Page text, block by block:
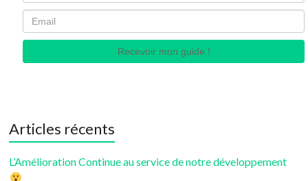
Recevoir mon guide !
Articles récents
L’Amélioration Continue au service de notre développement